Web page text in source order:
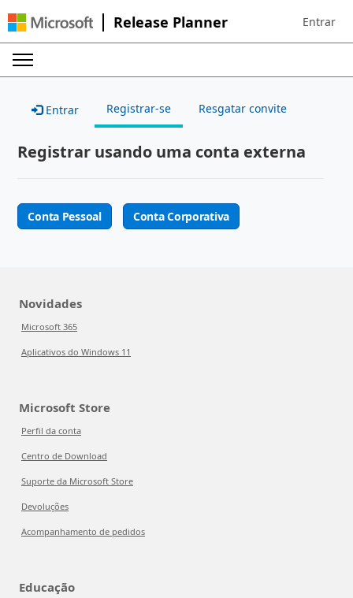
Release Planner Sign in to
Entrar
Entrar Registrar-se Resgatar convite
Registrar usando uma conta externa
Conta Pessoal Conta Corporativa
Novidades
Microsoft 365
Aplicativos do Windows 11
Microsoft Store
Perfil da conta
Centro de Download
Suporte da Microsoft Store
Devoluções
Acompanhamento de pedidos
Educação